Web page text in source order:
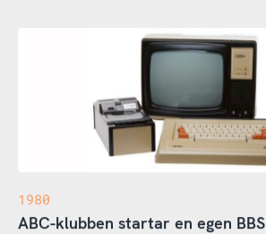
1980
ABC-klubben startar en egen BBS